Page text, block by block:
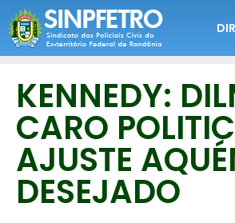
KENNEDY:
CARO
AJUSTE
DESEJADO